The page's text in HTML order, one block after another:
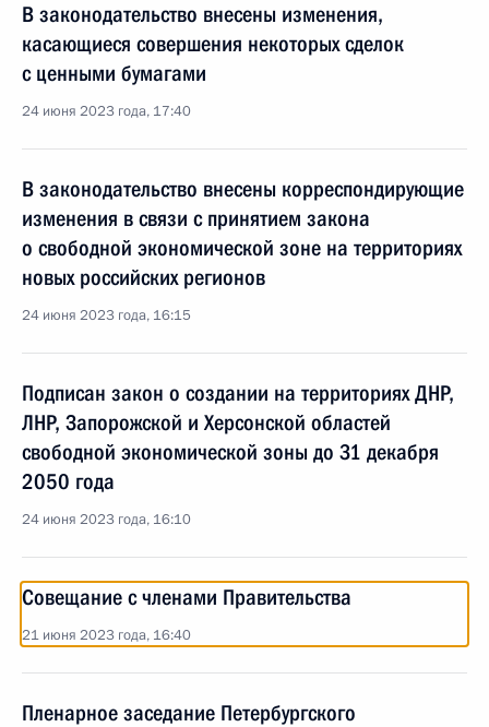
В законодательство внесены изменения,
касающиеся совершения некоторых сделок
с ценными бумагами
24 июня 2023 года, 17:40
В законодательство внесены корреспондирующие
изменения в связи с принятием закона
о свободной экономической зоне на территориях
новых российских регионов
24 июня 2023 года, 16:15
Подписан закон о создании на территориях ДНР,
ЛНР, Запорожской и Херсонской областей
свободной экономической зоны до 31 декабря
2050 года
24 июня 2023 года, 16:10
Совещание с членами Правительства
21 июня 2023 года, 16:40
Пленарное заседание Петербургского